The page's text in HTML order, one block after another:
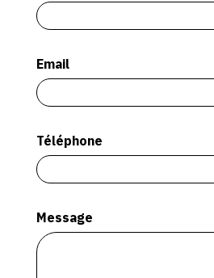
Email
Téléphone
Message